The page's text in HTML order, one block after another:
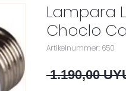
Lampara
Choclo
Artikelnummer: 650
1.190,00